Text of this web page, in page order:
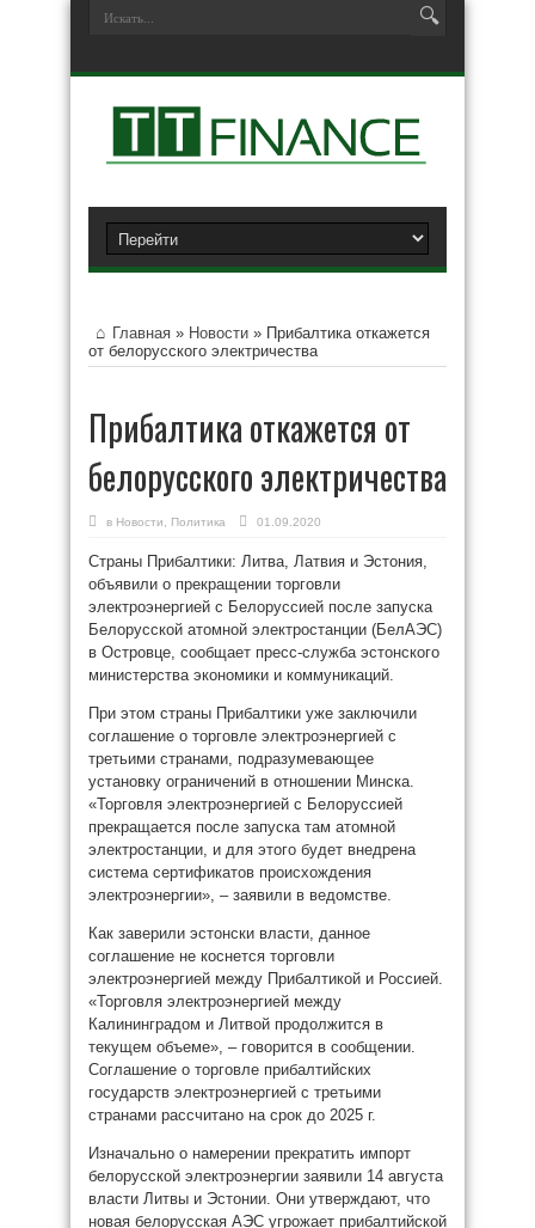
Главная » Новости » Прибалтика откажется
от белорусского электричества
Прибалтика откажется от
белорусского электричества
в Новости Политика 01.09.2020
Страны Прибалтики: Литва, Латвия и Эстония,
объявили о прекращении торговли
электроэнергией с Белоруссией после запуска
Белорусской атомной электростанции (БелАЭС)
в Островце, сообщает пресс-служба эстонского
министерства экономики и коммуникаций.
При этом страны Прибалтики уже заключили
соглашение о торговле электроэнергией с
третьими странами, подразумевающее
установку ограничений в отношении Минска.
«Торговля электроэнергией с Белоруссией
прекращается после запуска там атомной
электростанции, и для этого будет внедрена
система сертификатов происхождения
электроэнергии», – заявили в ведомстве.
Как заверили эстонски власти, данное
соглашение не коснется торговли
электроэнергией между Прибалтикой и Россией.
«Торговля электроэнергией между
Калининградом и Литвой продолжится в
текущем объеме», – говорится в сообщении.
Соглашение о торговле прибалтийских
государств электроэнергией с третьими
странами рассчитано на срок до 2025 г.
Изначально о намерении прекратить импорт
белорусской электроэнергии заявили 14 августа
власти Литвы и Эстонии. Они утверждают, что
новая белорусская АЭС угрожает прибалтийской